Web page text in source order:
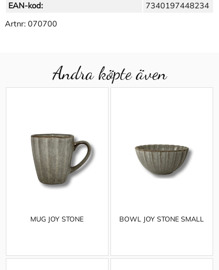
EAN-kod:
7340197448234
Artnr: 070700
Andra köpte även
MUG JOY STONE BOWL JOY STONE SMALL